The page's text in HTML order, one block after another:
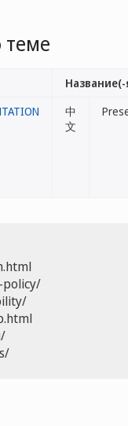
Название(-
中
文